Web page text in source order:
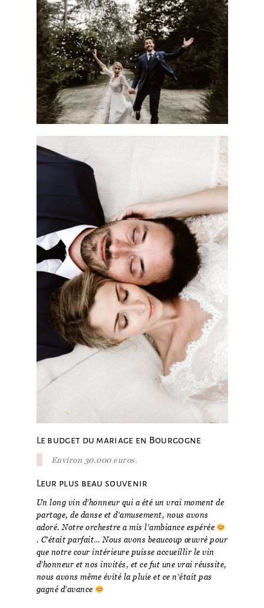
Le budget du mariage en Bourgogne
Environ 30.000 euros.
Leur plus beau souvenir
Un long vin d’honneur qui a été un vrai moment de
partage, de danse et d’amusement, nous avons
adoré. Notre orchestre a mis l’ambiance espérée
. C’était parfait… Nous avons beaucoup œuvré pour
que notre cour intérieure puisse accueillir le vin
d’honneur et nos invités, et ce fut une vrai réussite,
nous avons même évité la pluie et ce n’était pas
gagné d’avance